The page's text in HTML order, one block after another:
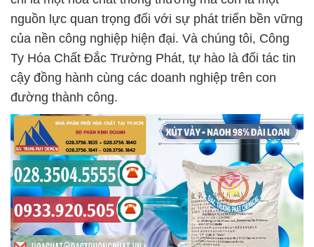
nguồn lực quan trọng đối với sự phát triển bền vững
của nền công nghiệp hiện đại. Và chúng tôi, Công
Ty Hóa Chất Đắc Trường Phát, tự hào là đối tác tin
cậy đồng hành cùng các doanh nghiệp trên con
đường thành công.